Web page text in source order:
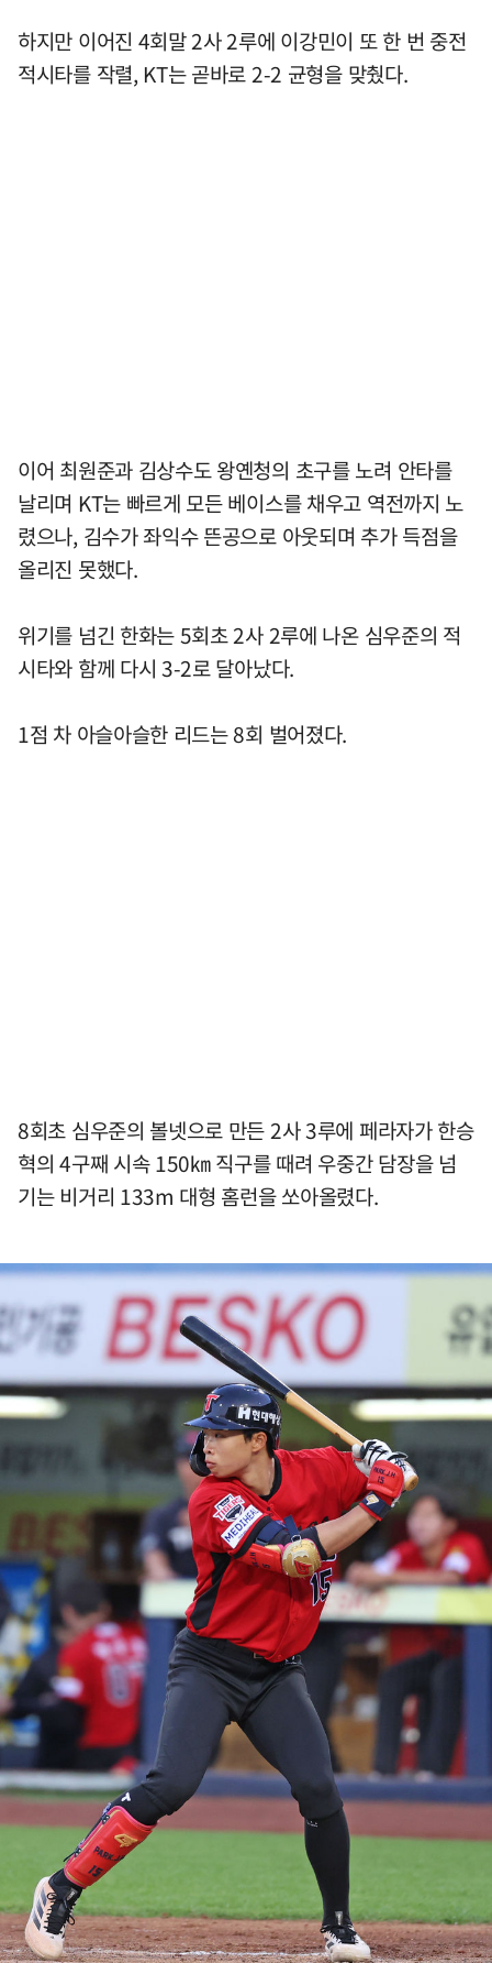
하지만 이어진 4회말 2사 2루에 이강민이 또 한 번 중전
적시타를 작렬, KT는 곧바로 2-2 균형을 맞췄다.
이어 최원준과 김상수도 왕옌청의 초구를 노려 안타를
날리며 KT는 빠르게 모든 베이스를 채우고 역전까지 노
렸으나, 김수가 좌익수 뜬공으로 아웃되며 추가 득점을
올리진 못했다.
위기를 넘긴 한화는 5회초 2사 2루에 나온 심우준의 적
시타와 함께 다시 3-2로 달아났다.
1점 차 아슬아슬한 리드는 8회 벌어졌다.
8회초 심우준의 볼넷으로 만든 2사 3루에 페라자가 한승
혁의 4구째 시속 150㎞ 직구를 때려 우중간 담장을 넘
기는 비거리 133m 대형 홈런을 쏘아올렸다.